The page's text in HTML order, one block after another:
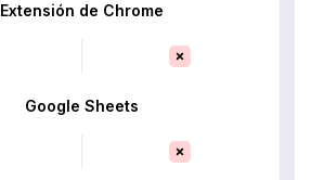
Extensión de Chrome
Google Sheets